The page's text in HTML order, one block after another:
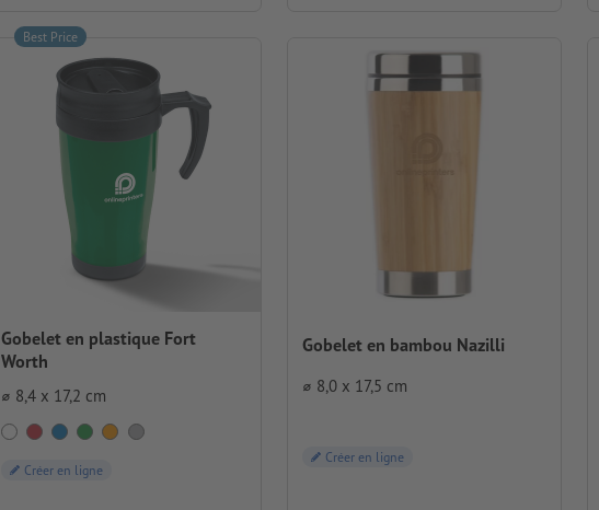
Gobelet en plastique Fort
Worth
⌀ 8,4 x 17,2 cm
Créer en ligne
Best Price
Gobelet en bambou Nazilli
⌀ 8,0 x 17,5 cm
Créer en ligne